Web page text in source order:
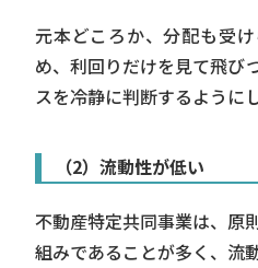
元本どころか、分配も受
め、利回りだけを見て飛び
スを冷静に判断するように
（2）流動性が低い
不動産特定共同事業は、原
組みであることが多く、流